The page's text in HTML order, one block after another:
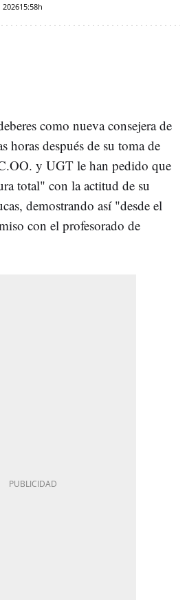
202615:58h
como nueva consejera de
horas después de su toma de
y UGT le han pedido que
total" con la actitud de su
demostrando así "desde el
con el profesorado de